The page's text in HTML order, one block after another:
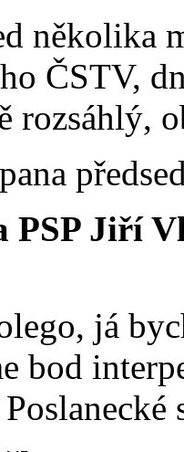
několika
ČSTV,
rozsáhlý,
PSP Jiří
já
bod